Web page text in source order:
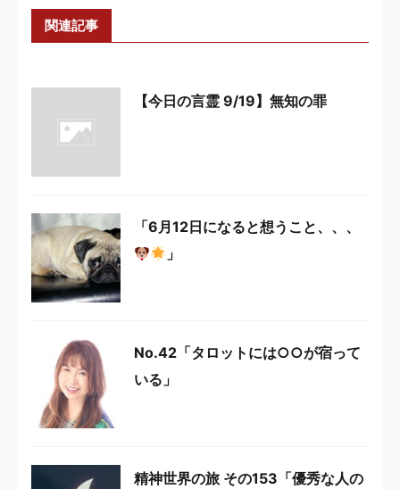
関連記事
【今日の言霊 9/19】無知の罪
「6月12日になると想うこと、、、
」
No.42「タロットには○○が宿って
いる」
精神世界の旅 その153「優秀な人の